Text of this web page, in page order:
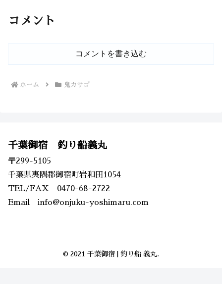
コメント
コメントを書き込む
ホーム 鬼カサゴ
千葉御宿 釣り船義丸
〒299-5105
千葉県夷隅郡御宿町岩和田1054
TEL/FAX 0470-68-2722
Email info@onjuku-yoshimaru.com
© 2021 千葉御宿 | 釣り船 義丸.